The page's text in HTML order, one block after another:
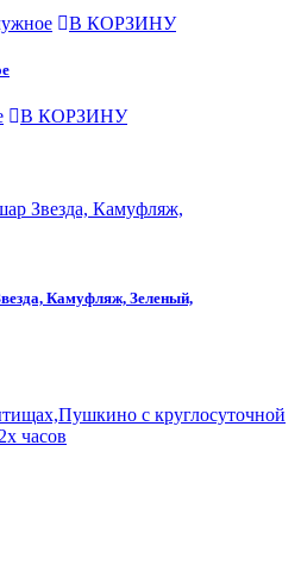
В КОРЗИНУ
В КОРЗИНУ
Камуфляж, Зеленый,
с круглосуточной
часов